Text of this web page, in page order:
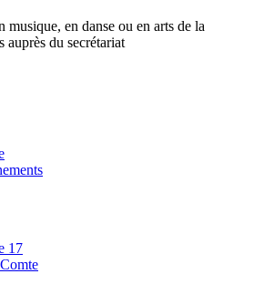
musique, en danse ou en arts de la
auprès du secrétariat
17